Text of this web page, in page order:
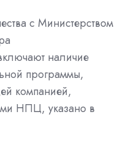
с Министерством
наличие
программы,
компанией,
НПЦ, указано в